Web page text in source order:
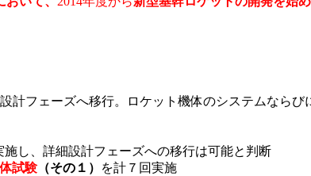
計フェーズへ移行。ロケット機体のシステムなら
し、詳細設計フェーズへの移行は可能と判断
試験（その１）
を計７回実施